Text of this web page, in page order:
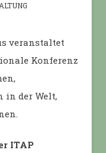
veranstaltet
Konferenz
in der Welt,
ITAP